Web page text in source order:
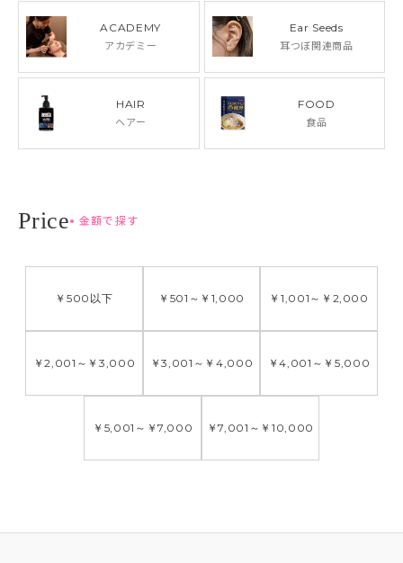
ACADEMY
アカデミー
Ear Seeds
耳つぼ関連商品
HAIR
ヘアー
FOOD
食品
金額で探す
￥500 以下 ￥501 ～ ￥1,000 ￥1,001 ～ ￥2,000
￥2,001 ～ ￥3,000 ￥3,001 ～ ￥4,000 ￥4,001 ～ ￥5,000
￥5,001 ～ ￥7,000 ￥7,001 ～ ￥10,000